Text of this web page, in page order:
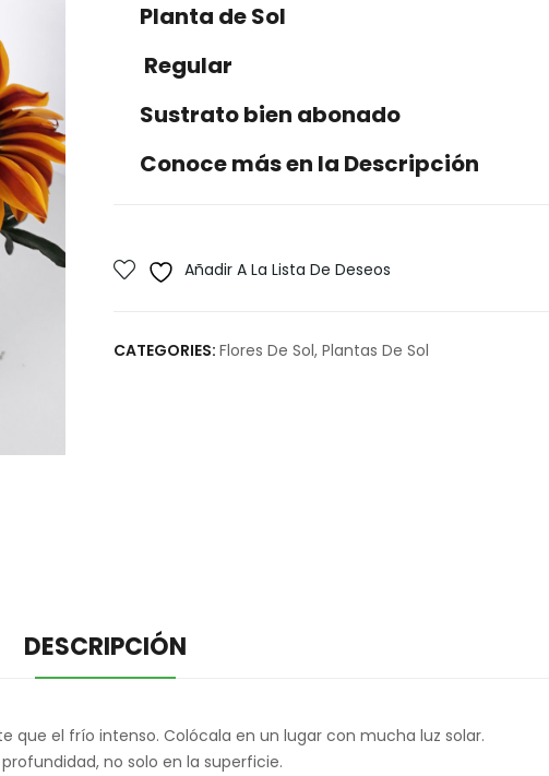
Planta de Sol
Regular
Sustrato bien abonado
Conoce más en la Descripción
Añadir A La Lista De Deseos
CATEGORIES: Flores De Sol, Plantas De Sol
DESCRIPCIÓN
el frío intenso. Colócala en un lugar con mucha luz solar.
no solo en la superficie.